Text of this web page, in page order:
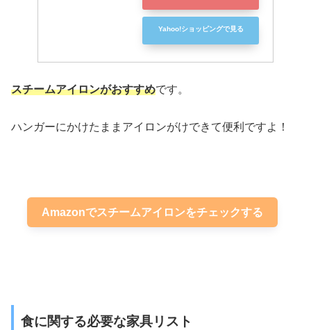
Yahoo!ショッピングで見る
スチームアイロンがおすすめです。
ハンガーにかけたままアイロンがけできて便利ですよ！
Amazonでスチームアイロンをチェックする
食に関する必要な家具リスト